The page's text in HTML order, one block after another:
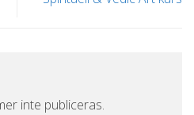
inte publiceras.